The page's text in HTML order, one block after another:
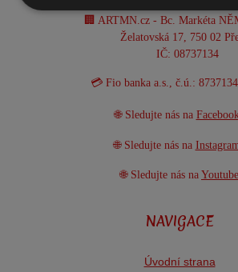
🏢 ARTMN.cz - Bc. Markéta
Želatovská 17, 750 02
IČ: 08737134
💳 Fio banka a.s., č.ú.:
🌐 Sledujte nás na
🌐 Sledujte nás na
🌐 Sledujte nás na Youtube
NAVIGACE
Úvodní strana